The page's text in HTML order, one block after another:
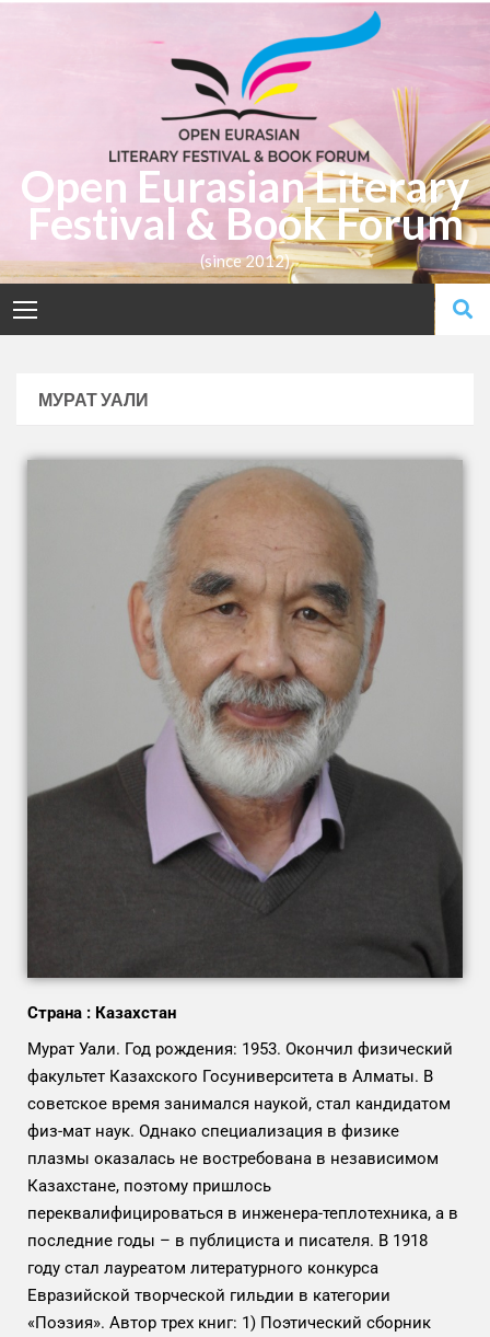
Open Eurasian Literary
Festival & Book Forum
(since 2012)
МУРАТ УАЛИ
Страна : Казахстан
Мурат Уали. Год рождения: 1953. Окончил физический
факультет Казахского Госуниверситета в Алматы. В
советское время занимался наукой, стал кандидатом
физ-мат наук. Однако специализация в физике
плазмы оказалась не востребована в независимом
Казахстане, поэтому пришлось
переквалифицироваться в инженера-теплотехника, а в
последние годы – в публициста и писателя. В 1918
году стал лауреатом литературного конкурса
Евразийской творческой гильдии в категории
«Поэзия». Автор трех книг: 1) Поэтический сборник